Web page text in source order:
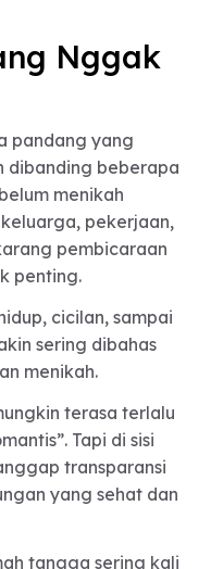
relevan di era
ekonomi yang
selektif dalam
Nggak
pandang yang
dibanding
menikah
keluarga,
penting.
hidup, cicilan,
sering dibahas
menikah.
mungkin terasa